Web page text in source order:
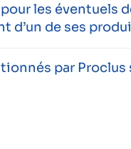
les éventuels
d’un de ses
par